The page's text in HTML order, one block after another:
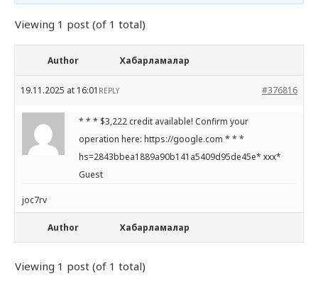
Viewing 1 post (of 1 total)
Author Хабарламалар
19.11.2025 at 16:01 #376816
REPLY
* * * $3,222 credit available! Confirm your
operation here: https://google.com * * *
hs=2843bbea1889a90b141a5409d95de45e* ххх*
Guest
joc7rv
Author Хабарламалар
Viewing 1 post (of 1 total)